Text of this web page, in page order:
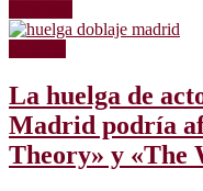
La huelga de
Madrid podría
Theory» y «The